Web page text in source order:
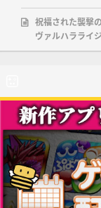
祝福された襲撃
ヴァルハラライジ